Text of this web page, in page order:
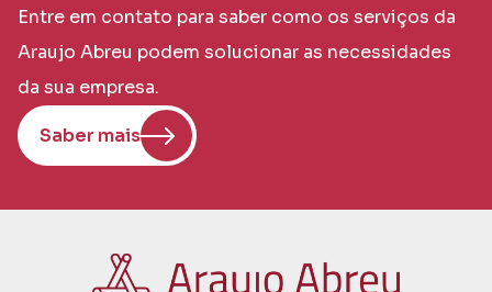
Entre em contato para saber como os serviços da
Araujo Abreu podem solucionar as necessidades
da sua empresa.
Saber mais